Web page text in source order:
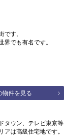
です。
でも有名です。
物件を見る
タウン、テレビ東京等
は高級住宅地です。